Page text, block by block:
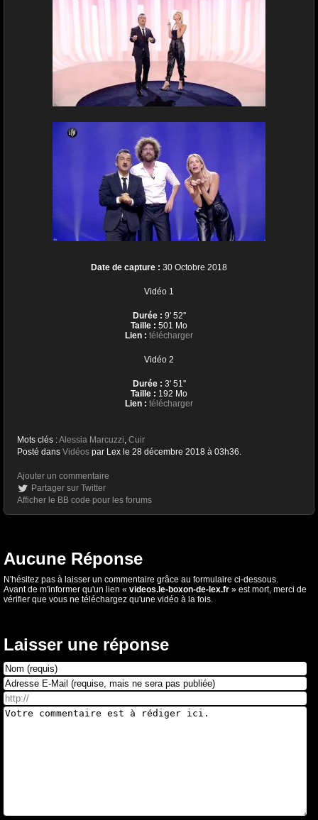
Date de capture : 30 Octobre 2018
Vidéo 1
Durée : 9' 52''
Taille : 501 Mo
Lien : télécharger
Vidéo 2
Durée : 3' 51''
Taille : 192 Mo
Lien : télécharger
Mots clés :Alessia Marcuzzi, Cuir
Posté dans Vidéos par Lex le 28 décembre 2018 à 03h36.
Ajouter un commentaire
Partager sur Twitter
Afficher le BB code pour les forums
Aucune Réponse
N'hésitez pas à laisser un commentaire grâce au formulaire ci-dessous.
Avant de m'informer qu'un lien « videos.le-boxon-de-lex.fr » est mort, merci de
vérifier que vous ne téléchargez qu'une vidéo à la fois.
Laisser une réponse